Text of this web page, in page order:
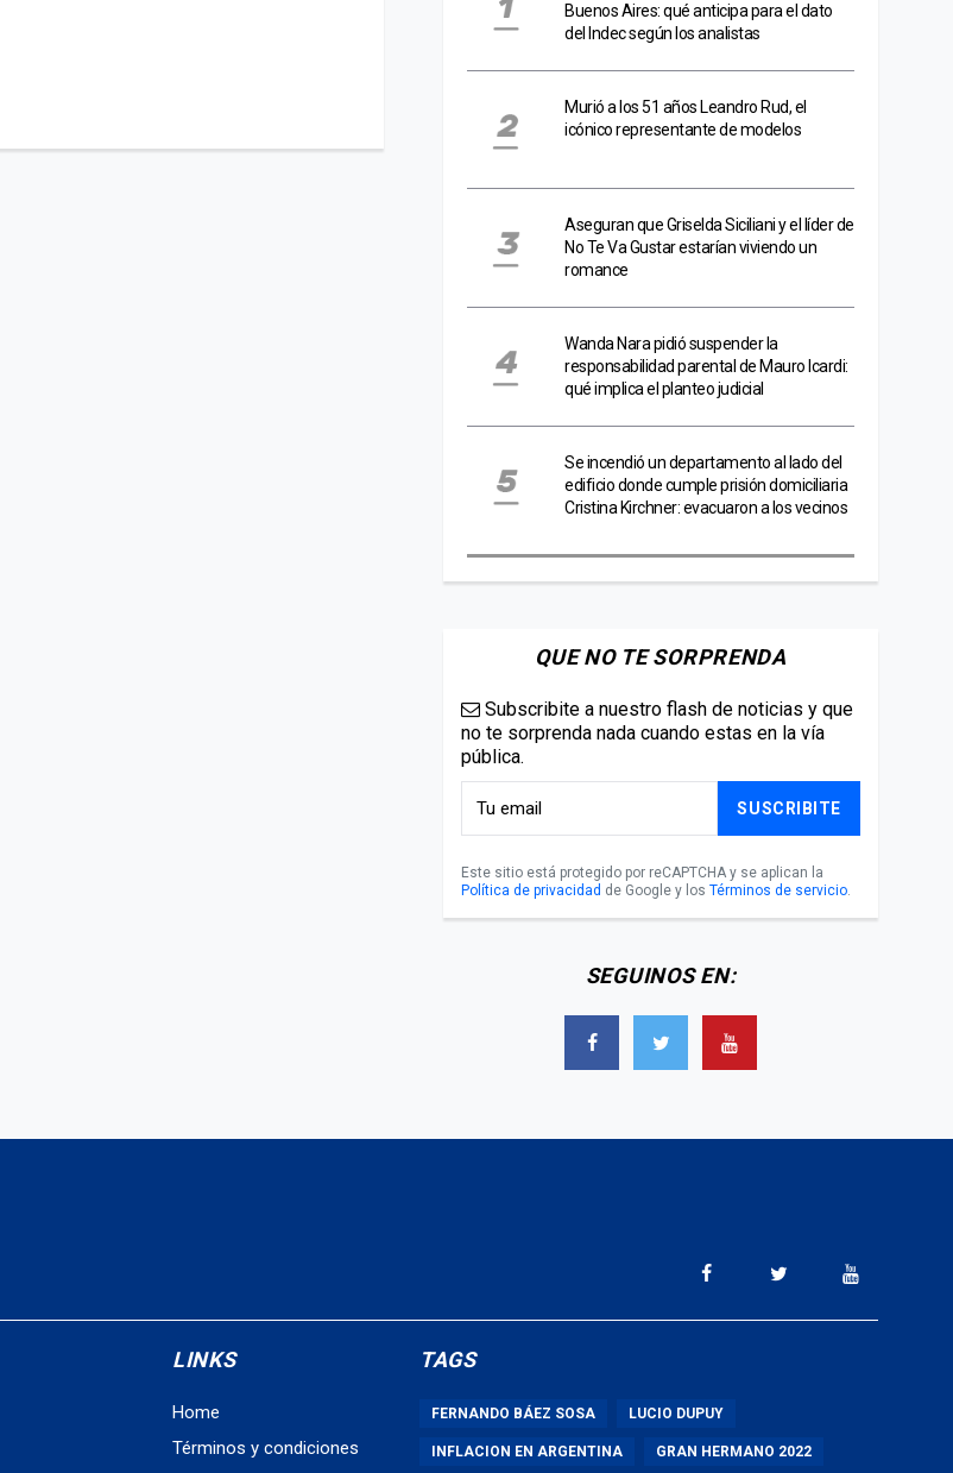
Buenos Aires: qué anticipa para el dato
del Indec según los analistas
Murió a los 51 años Leandro Rud, el
icónico representante de modelos
Aseguran que Griselda Siciliani y el líder de
No Te Va Gustar estarían viviendo un
romance
Wanda Nara pidió suspender la
responsabilidad parental de Mauro Icardi:
qué implica el planteo judicial
Se incendió un departamento al lado del
edificio donde cumple prisión domiciliaria
Cristina Kirchner: evacuaron a los vecinos
QUE NO TE SORPRENDA
Subscribite a nuestro flash de noticias y que
no te sorprenda nada cuando estas en la vía
pública.
SUSCRIBITE
Este sitio está protegido por reCAPTCHA y se aplican la
Política de privacidad de Google y los Términos de servicio.
SEGUINOS EN:
LINKS
Home
Términos y condiciones
TAGS
FERNANDO BÁEZ SOSA LUCIO DUPUY
INFLACION EN ARGENTINA GRAN HERMANO 2022